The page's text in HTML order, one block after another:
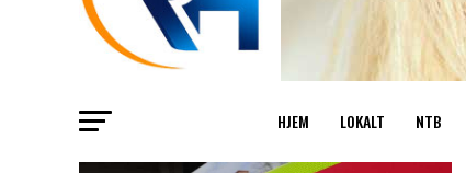
HJEM LOKALT NTB